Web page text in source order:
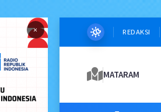
× REDAKSI
MATARAM